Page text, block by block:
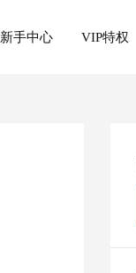
新手中心 VIP特权